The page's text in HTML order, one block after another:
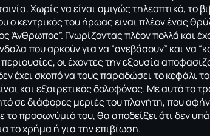
Χωρίς να είναι αμιγώς τηλεοπτικό, το
ο κεντρικός του ήρωας είναι πλέον ένας
Άνθρωπος”. Γνωρίζοντας πλέον πολλά και
που αρκούν για να “ανεβάσουν” και να
οι έχοντες την εξουσία
έχει σκοπό να τους παραδώσει το κεφάλι
και εξαιρετικός δολοφόνος. Με αυτό το
σε διάφορες μεριές του πλανήτη, που
το προσωνύμιό του, θα αποδείξει ότι δεν
το χρήμα ή για την επιβίωση.